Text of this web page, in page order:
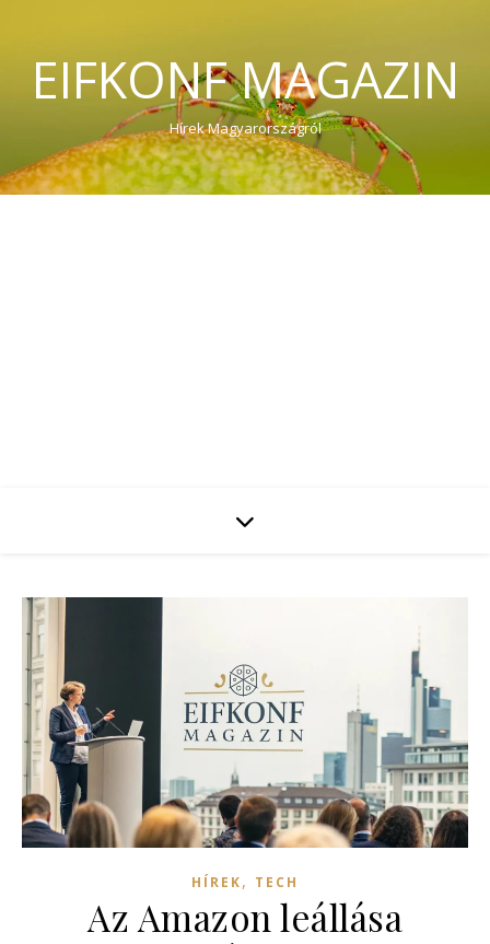
EIFKONF MAGAZIN
Hírek Magyarországról
HÍREK, TECH
Az Amazon leállása